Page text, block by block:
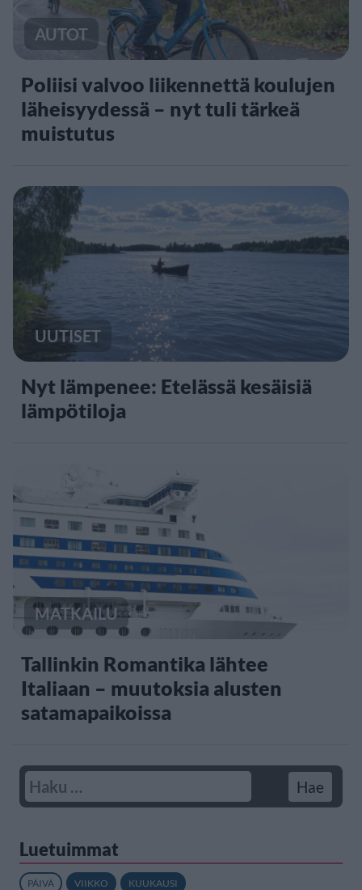
AUTOT
Poliisi valvoo liikennettä koulujen
läheisyydessä – nyt tuli tärkeä
muistutus
UUTISET
Nyt lämpenee: Etelässä kesäisiä
lämpötiloja
MATKAILU
Tallinkin Romantika lähtee
Italiaan – muutoksia alusten
satamapaikoissa
Luetuimmat
PÄIVÄ VIIKKO KUUKAUSI